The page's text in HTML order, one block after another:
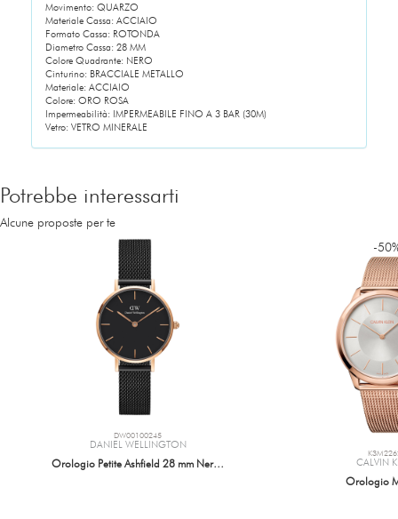
Movimento: QUARZO
Materiale Cassa: ACCIAIO
Formato Cassa: ROTONDA
Diametro Cassa: 28 MM
Colore Quadrante: NERO
Cinturino: BRACCIALE METALLO
Materiale: ACCIAIO
Colore: ORO ROSA
Impermeabilità: IMPERMEABILE FINO A 3 BAR (30M)
Vetro: VETRO MINERALE
Potrebbe interessarti
Alcune proposte per te
DW00100245
DANIEL WELLINGTON
Orologio Petite Ashfield 28 mm Ner…
-
CALVIN
Orologio